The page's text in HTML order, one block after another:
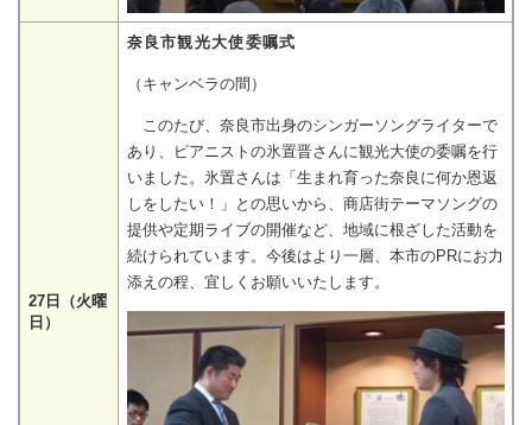
27日（火曜
日）
奈良市観光大使委嘱式
（キャンベラの間）
このたび、奈良市出身のシンガーソングライターで
あり、ピアニストの氷置晋さんに観光大使の委嘱を行
いました。氷置さんは「生まれ育った奈良に何か恩返
しをしたい！」との思いから、商店街テーマソングの
提供や定期ライブの開催など、地域に根ざした活動を
続けられています。今後はより一層、本市のPRにお力
添えの程、宜しくお願いいたします。